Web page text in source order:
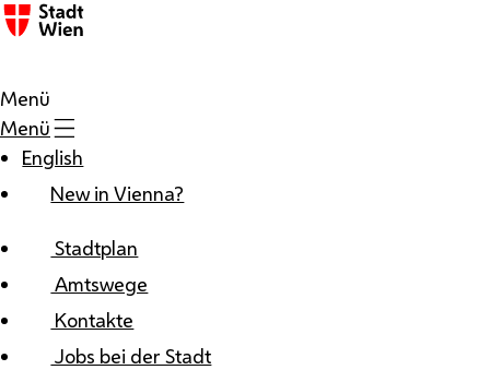
Zum Inhalt
Menü
Menü
English
New in Vienna?
Stadtplan
Amtswege
Kontakte
Jobs bei der Stadt